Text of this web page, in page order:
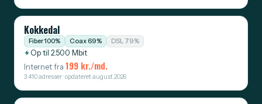
Kokkedal
Fiber 100% Coax 69% DSL 79%
Op til 2.500 Mbit
Internet fra 199 kr./md.
3.410 adresser · opdateret august 2026